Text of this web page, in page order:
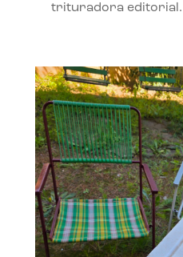
trituradora editorial.